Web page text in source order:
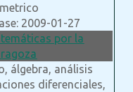
2009-01-27
por la
álgebra, análisis
diferenciales,